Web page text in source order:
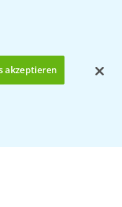
akzeptieren